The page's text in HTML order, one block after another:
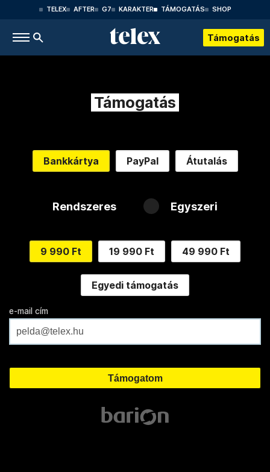
TELEX AFTER G7 KARAKTER TÁMOGATÁS SHOP
Támogatás
Támogatás
Bankkártya PayPal Átutalás
Rendszeres Egyszeri
9 990 Ft 19 990 Ft 49 990 Ft
Egyedi támogatás
e-mail cím